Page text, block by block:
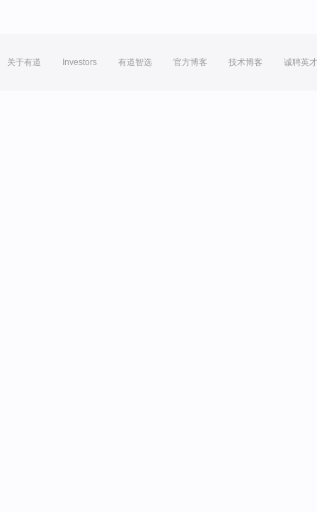
关于有道 Investors 有道智选 官方博客 技术博客 诚聘英才